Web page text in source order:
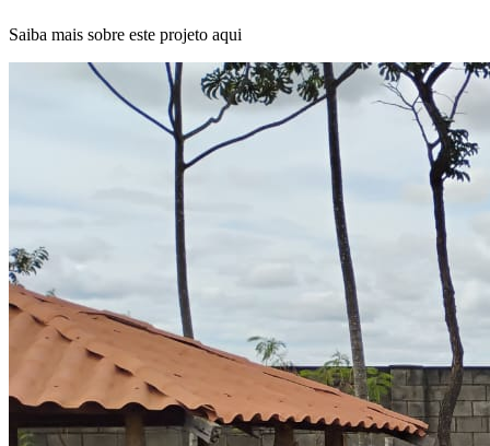
Saiba mais sobre este projeto aqui